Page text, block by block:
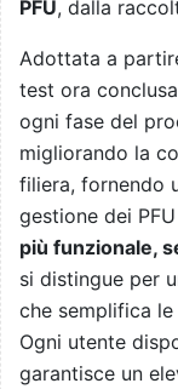
PFU, dalla
Adottata a
test ora
ogni fase del
migliorando la
filiera, fornendo
gestione dei
più funzionale,
si distingue per
che semplifica
Ogni utente
garantisce un